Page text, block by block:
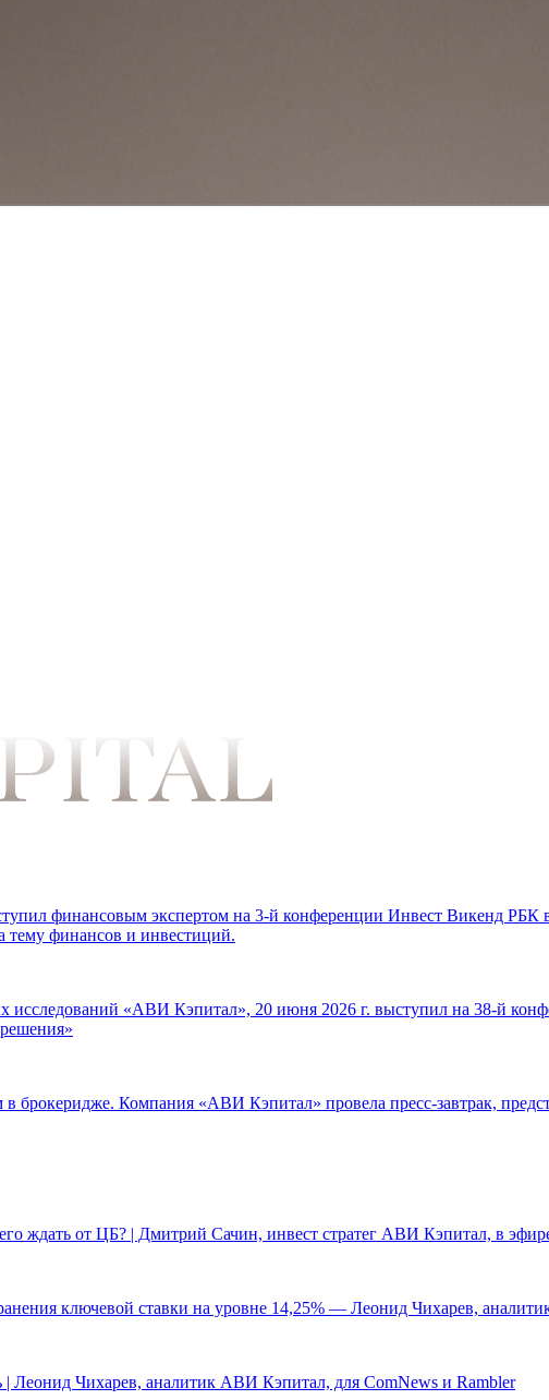
финансовым экспертом на 3-й конференции Инвест Викенд РБК
тему финансов и инвестиций.
исследований «АВИ Кэпитал», 20 июня 2026 г. выступил на 38-й
в брокеридже. Компания «АВИ Кэпитал» провела пресс-завтрак,
ждать от ЦБ? | Дмитрий Сачин, инвест стратег АВИ Кэпитал, в
ключевой ставки на уровне 14,25% — Леонид Чихарев,
Леонид Чихарев, аналитик АВИ Кэпитал, для ComNews и Rambler